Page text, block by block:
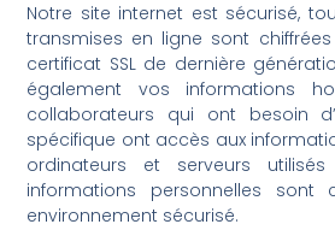
Notre site internet est sécurisé,
transmises en ligne sont
certificat SSL de dernière
également vos informations
collaborateurs qui ont besoin
spécifique ont accès aux
ordinateurs et serveurs
informations personnelles sont
environnement sécurisé.